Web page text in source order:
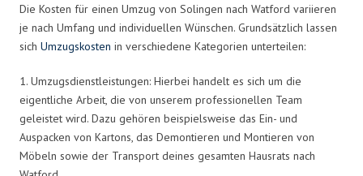
Die Kosten für einen Umzug von Solingen nach Watford variieren
je nach Umfang und individuellen Wünschen. Grundsätzlich lassen
sich Umzugskosten in verschiedene Kategorien unterteilen:
1. Umzugsdienstleistungen: Hierbei handelt es sich um die
eigentliche Arbeit, die von unserem professionellen Team
geleistet wird. Dazu gehören beispielsweise das Ein- und
Auspacken von Kartons, das Demontieren und Montieren von
Möbeln sowie der Transport deines gesamten Hausrats nach